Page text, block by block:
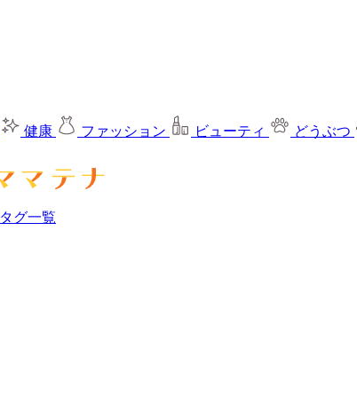
健康 ファッション ビューティ どうぶつ
タグ一覧